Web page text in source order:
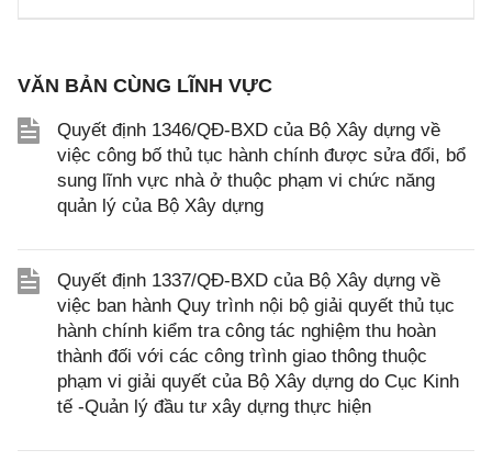
VĂN BẢN CÙNG LĨNH VỰC
Quyết định 1346/QĐ-BXD của Bộ Xây dựng về
việc công bố thủ tục hành chính được sửa đổi, bổ
sung lĩnh vực nhà ở thuộc phạm vi chức năng
quản lý của Bộ Xây dựng
Quyết định 1337/QĐ-BXD của Bộ Xây dựng về
việc ban hành Quy trình nội bộ giải quyết thủ tục
hành chính kiểm tra công tác nghiệm thu hoàn
thành đối với các công trình giao thông thuộc
phạm vi giải quyết của Bộ Xây dựng do Cục Kinh
tế -Quản lý đầu tư xây dựng thực hiện